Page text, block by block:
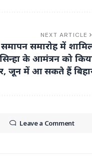
NEXT ARTICLE
समारोह में
के आमंत्रन को
जून में आ सकते हैं
Leave a Comment